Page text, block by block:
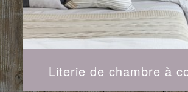
Literie de chambre à